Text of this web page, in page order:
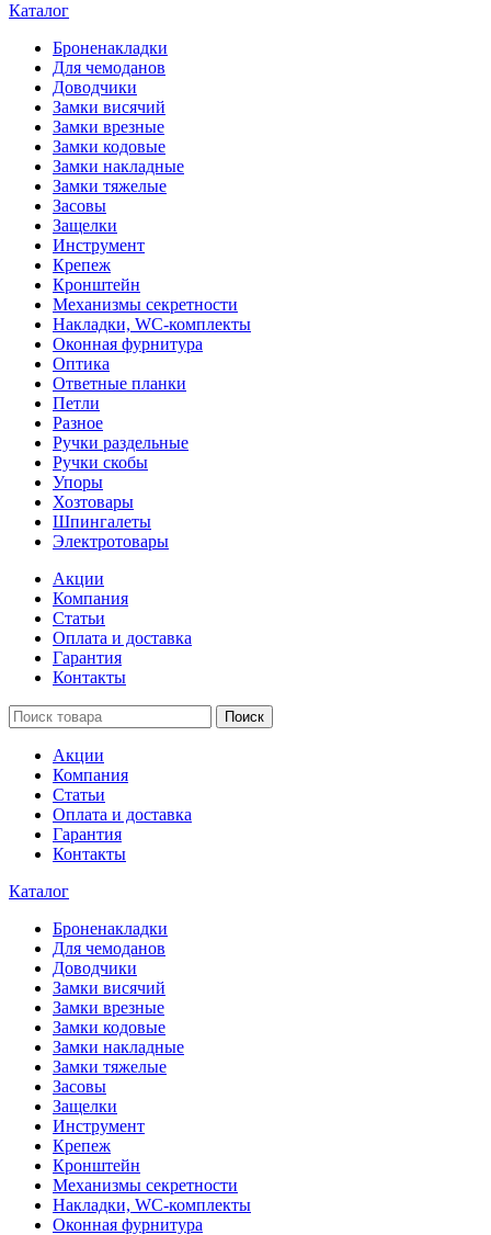
Каталог
Броненакладки
Для чемоданов
Доводчики
Замки висячий
Замки врезные
Замки кодовые
Замки накладные
Замки тяжелые
Засовы
Защелки
Инструмент
Крепеж
Кронштейн
Механизмы секретности
Накладки, WC-комплекты
Оконная фурнитура
Оптика
Ответные планки
Петли
Разное
Ручки раздельные
Ручки скобы
Упоры
Хозтовары
Шпингалеты
Электротовары
Акции
Компания
Статьи
Оплата и доставка
Гарантия
Контакты
Поиск
Акции
Компания
Статьи
Оплата и доставка
Гарантия
Контакты
Каталог
Броненакладки
Для чемоданов
Доводчики
Замки висячий
Замки врезные
Замки кодовые
Замки накладные
Замки тяжелые
Засовы
Защелки
Инструмент
Крепеж
Кронштейн
Механизмы секретности
Накладки, WC-комплекты
Оконная фурнитура